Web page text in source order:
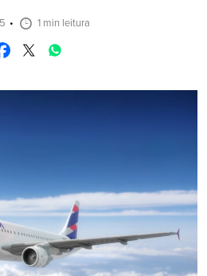
1 min leitura